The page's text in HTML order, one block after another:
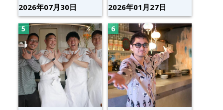
2026年07月30日 2026年01月27日